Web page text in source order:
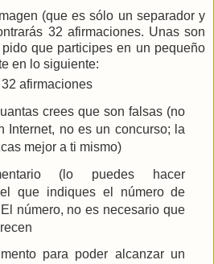
(que es sólo un separador y
32 afirmaciones. Unas son
que participes en un pequeño
en lo siguiente:
afirmaciones
crees que son falsas (no
Internet, no es un concurso; la
mejor a ti mismo)
(lo puedes hacer
que indiques el número de
número, no es necesario que
para poder alcanzar un